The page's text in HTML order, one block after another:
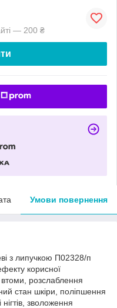
— 200 ₴
Умови повернення
з липучкою П02328/п
корисної
розслаблення
стан шкіри, поліпшення
зволоження